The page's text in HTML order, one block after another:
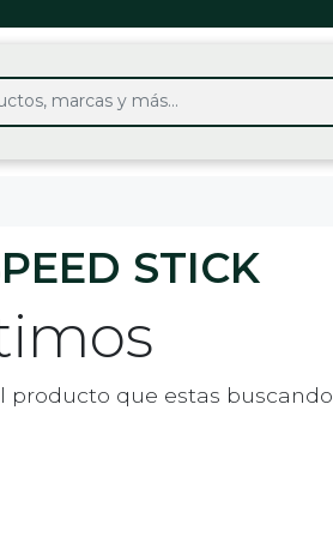
STICK
producto que estas buscando